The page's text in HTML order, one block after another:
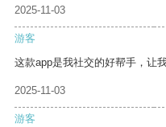
2025-11-03
游客
这款app是我社交的好帮手，让
2025-11-03
游客